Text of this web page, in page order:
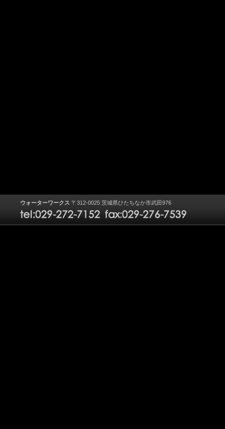
ウォーターワークス 〒312-0025 茨城県ひたちなか市武田976